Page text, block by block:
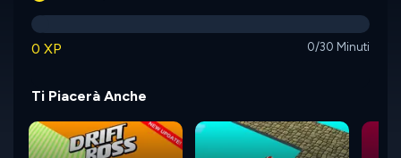
0 XP 0/30 Minuti
Ti Piacerà Anche